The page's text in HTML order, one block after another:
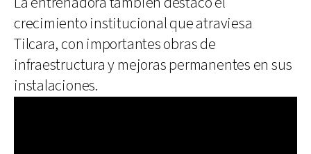
crecimiento institucional que atraviesa
Tilcara, con importantes obras de
infraestructura y mejoras permanentes en sus
instalaciones.